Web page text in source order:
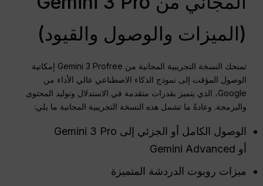
(الميزات والوصول والقيود)
تمنحك النسخة التجريبية المجانية من Gemini 3 Profree إمكانية
الوصول المؤقت إلى نموذج الذكاء الاصطناعي عالي الأداء من
Google، الذي يتميز بقدرات متقدمة في الاستدلال وتوليد المحتوى
والبرمجة. وعادةً ما تشمل هذه النسخة التجريبية المجانية ما يلي:
الوصول الكامل أو الجزئي إلى Gemini 3 Pro
أو Gemini Advanced
ميزات روبوت الدردشة المتميزة